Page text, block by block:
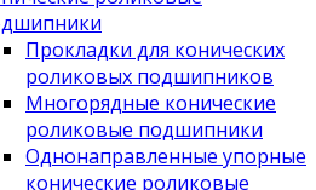
Прокладки для конических
роликовых подшипников
Многорядные конические
роликовые подшипники
Однонаправленные упорные
конические роликовые